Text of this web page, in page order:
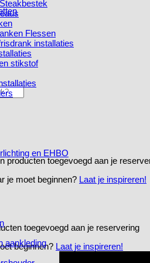
producten toegevoegd aan je
je moet beginnen? Laat je inspireren!
toegevoegd aan je reservering
beginnen? Laat je inspireren!
Flessen
installaties
stikstof
en EHBO
aankleding